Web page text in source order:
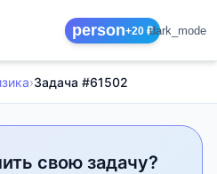
person+20 ₽dark_mode
›Задача #61502
свою задачу?